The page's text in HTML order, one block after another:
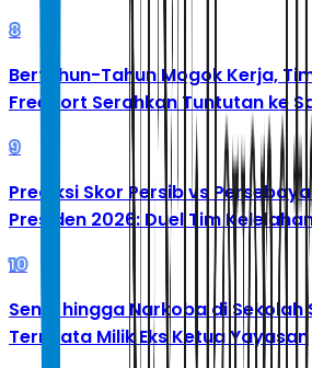
8
Bertahun-Tahun Mogok Kerja,
Freeport Serahkan Tuntutan ke
9
Prediksi Skor Persib vs
Presiden 2026: Duel Tim
10
Senpi hingga Narkoba di
Ternyata Milik Eks Ketua Yayasan